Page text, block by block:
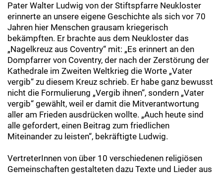
Pater Walter Ludwig von der Stiftspfarre Neukloster
erinnerte an unsere eigene Geschichte als sich vor 70
Jahren hier Menschen grausam kriegerisch
bekämpften. Er brachte aus dem Neukloster das
„Nagelkreuz aus Coventry“ mit: „Es erinnert an den
Dompfarrer von Coventry, der nach der Zerstörung der
Kathedrale im Zweiten Weltkrieg die Worte „Vater
vergib“ zu diesem Kreuz schrieb. Er habe ganz bewusst
nicht die Formulierung „Vergib ihnen“, sondern „Vater
vergib“ gewählt, weil er damit die Mitverantwortung
aller am Frieden ausdrücken wollte. „Auch heute sind
alle gefordert, einen Beitrag zum friedlichen
Miteinander zu leisten“, bekräftigte Ludwig.
VertreterInnen von über 10 verschiedenen religiösen
Gemeinschaften gestalteten dazu Texte und Lieder aus